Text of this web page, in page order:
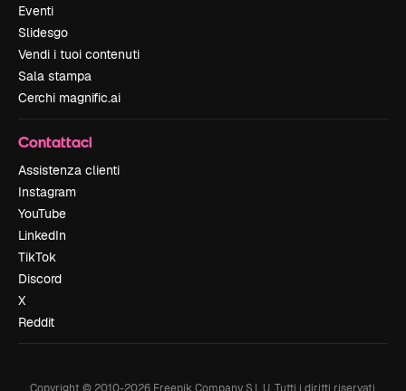
Eventi
Slidesgo
Vendi i tuoi contenuti
Sala stampa
Cerchi magnific.ai
Contattaci
Assistenza clienti
Instagram
YouTube
LinkedIn
TikTok
Discord
X
Reddit